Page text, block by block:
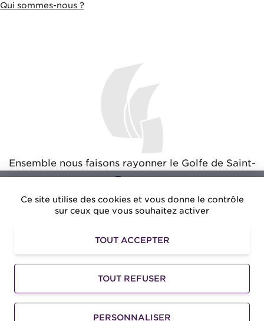
Ce site utilise des cookies et vous donne le contrôle
sur ceux que vous souhaitez activer
TOUT ACCEPTER
TOUT REFUSER
PERSONNALISER
Qui sommes-nous ?
Ensemble nous faisons rayonner le Golfe de Saint-
Tropez
Amusezvous.net: Des avantages exclusifs pour vos
©2026 -
-
Mentions légales-Accessibilité-Gestion des